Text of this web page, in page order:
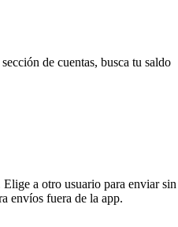
de cuentas, busca tu saldo
a otro usuario para enviar sin
envíos fuera de la app.